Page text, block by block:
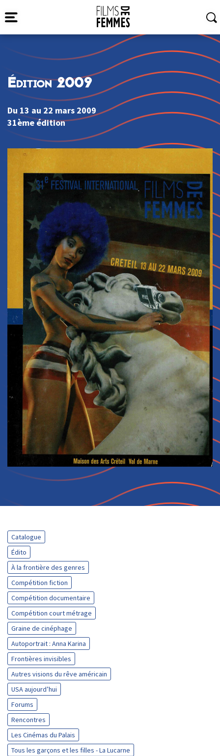
Édition 2009
Du 13 au 22 mars 2009
31ème édition
Catalogue
Édito
À la frontière des genres
Compétition fiction
Compétition documentaire
Compétition court métrage
Graine de cinéphage
Autoportrait : Anna Karina
Frontières invisibles
Autres visions du rêve américain
USA aujourd’hui
Forums
Rencontres
Les Cinémas du Palais
Tous les garçons et les filles - La Lucarne